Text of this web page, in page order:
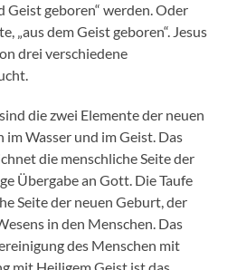
Geist geboren“ werden. Oder
„aus dem Geist geboren“. Jesus
drei verschiedene
die zwei Elemente der neuen
im Wasser und im Geist. Das
die menschliche Seite der
Übergabe an Gott. Die Taufe
Seite der neuen Geburt, der
in den Menschen. Das
des Menschen mit